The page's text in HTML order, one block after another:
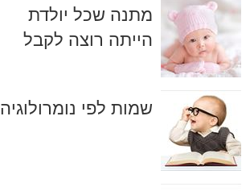
מתנה שכל יולדת
הייתה רוצה לקבל
שמות לפי נומרולוגיה